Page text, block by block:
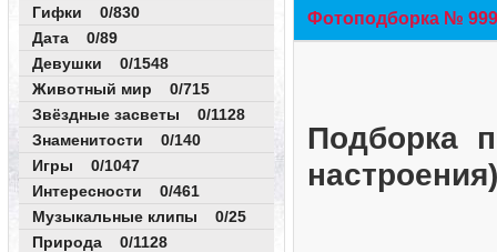
Гифки 0/830
Дата 0/89
Девушки 0/1548
Животный мир 0/715
Звёздные засветы 0/1128
Знаменитости 0/140
Игры 0/1047
Интересности 0/461
Музыкальные клипы 0/25
Природа 0/1128
Фотоподборка №
Подборка